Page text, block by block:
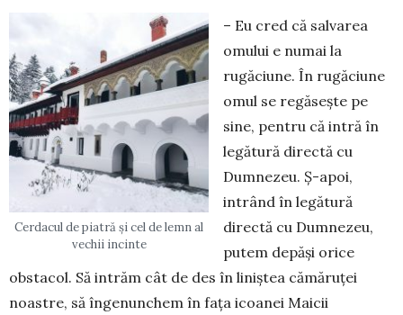
Cerdacul de piatră și cel de lemn al
vechii incinte
– Eu cred că salvarea
omului e nu­mai la
rugăciune. În rugăciune
omul se regă­sește pe
sine, pentru că intră în
legătură directă cu
Dumnezeu. Ș-apoi,
intrând în legătură
directă cu Dumne­zeu,
putem depăși orice
obstacol. Să intrăm cât de des în liniștea cămă­ru­ței
noastre, să în­ge­nun­­chem în fața icoanei Maicii